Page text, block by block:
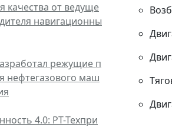
качества от ведуще
навигационны
режущие п
нефтегазового маш
4.0: РТ-Техпри